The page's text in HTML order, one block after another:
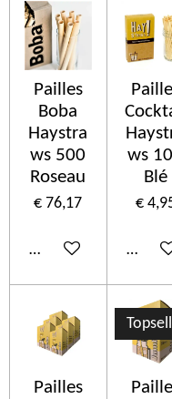
Pailles
Boba
Haystra
ws 500
Roseau
€ 76,17
In winkelwagen
ws
Blé
€
In
Pailles